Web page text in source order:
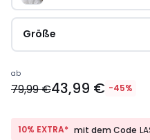
Größe
ab
79,99 €43,99 € -45%
10% EXTRA* mit dem Code